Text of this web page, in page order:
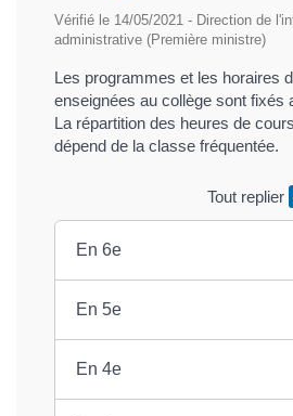
Vérifié le 14/05/2021 - Direction de
administrative (Première ministre)
Les programmes et les horaires
enseignées au collège sont fixés
La répartition des heures de
dépend de la classe fréquentée.
Tout replier
En 6e
En 5e
En 4e